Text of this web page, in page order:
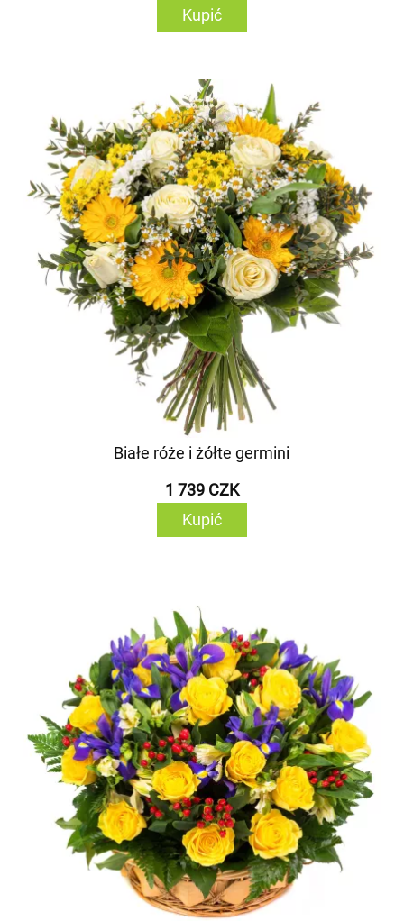
Kupić
Białe róże i żółte germini
1 739 CZK
Kupić